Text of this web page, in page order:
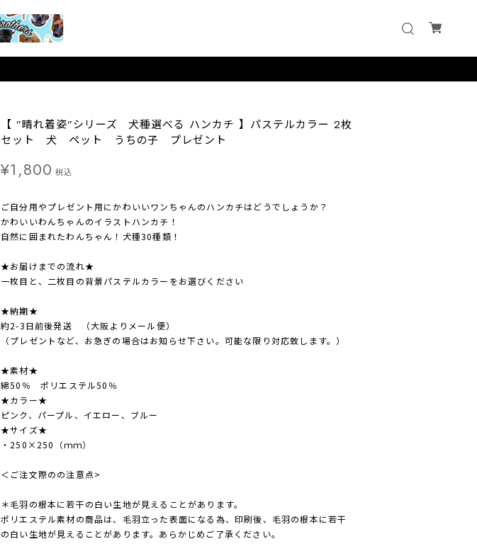
【 ”晴れ着姿”シリーズ 犬種選べる ハンカチ 】パステルカラー 2枚
セット 犬 ペット うちの子 プレゼント
¥1,800 税込
ご自分用やプレゼント用にかわいいワンちゃんのハンカチはどうでしょうか？
かわいいわんちゃんのイラストハンカチ！
自然に囲まれたわんちゃん！犬種30種類！
★お届けまでの流れ★
一枚目と、二枚目の背景パステルカラーをお選びください
★納期★
約2-3日前後発送 （大阪よりメール便）
（プレゼントなど、お急ぎの場合はお知らせ下さい。可能な限り対応致します。）
★素材★
綿50％ ポリエステル50％
★カラー★
ピンク、パープル、イエロー、ブルー
★サイズ★
・250×250（ｍｍ）
＜ご注文際のの注意点>
＊毛羽の根本に若干の白い生地が見えることがあります。
ポリエステル素材の商品は、毛羽立った表面になる為、印刷後、毛羽の根本に若干
の白い生地が見えることがあります。あらかじめご了承ください。